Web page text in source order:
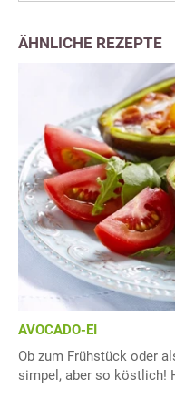
ÄHNLICHE REZEPTE
AVOCADO-EI
Ob zum Frühstück oder
simpel, aber so köstlich!